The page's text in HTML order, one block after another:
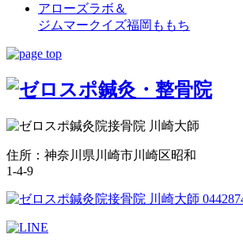
アローズラボ＆
ジムマークイズ福岡ももち
住所：神奈川県川崎市川崎区昭和
1-4-9